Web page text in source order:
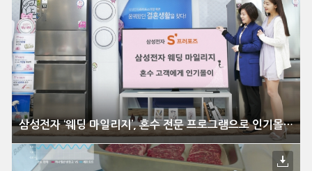
삼성전자 ‘웨딩 마일리지’, 혼수 전문 프로그램으로 인기몰이